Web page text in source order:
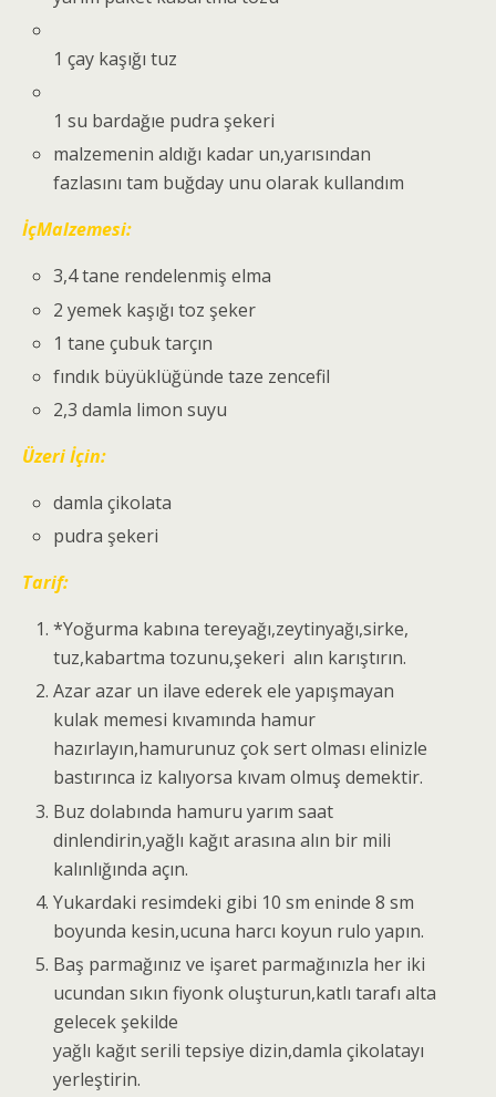
1 çay kaşığı tuz
1 su bardağıe pudra şekeri
malzemenin aldığı kadar un,yarısından
fazlasını tam buğday unu olarak kullandım
İçMalzemesi:
3,4 tane rendelenmiş elma
2 yemek kaşığı toz şeker
1 tane çubuk tarçın
fındık büyüklüğünde taze zencefil
2,3 damla limon suyu
Üzeri İçin:
damla çikolata
pudra şekeri
Tarif:
*Yoğurma kabına tereyağı,zeytinyağı,sirke,
tuz,kabartma tozunu,şekeri alın karıştırın.
Azar azar un ilave ederek ele yapışmayan
kulak memesi kıvamında hamur
hazırlayın,hamurunuz çok sert olması elinizle
bastırınca iz kalıyorsa kıvam olmuş demektir.
Buz dolabında hamuru yarım saat
dinlendirin,yağlı kağıt arasına alın bir mili
kalınlığında açın.
Yukardaki resimdeki gibi 10 sm eninde 8 sm
boyunda kesin,ucuna harcı koyun rulo yapın.
Baş parmağınız ve işaret parmağınızla her iki
ucundan sıkın fiyonk oluşturun,katlı tarafı alta
gelecek şekilde
yağlı kağıt serili tepsiye dizin,damla çikolatayı
yerleştirin.